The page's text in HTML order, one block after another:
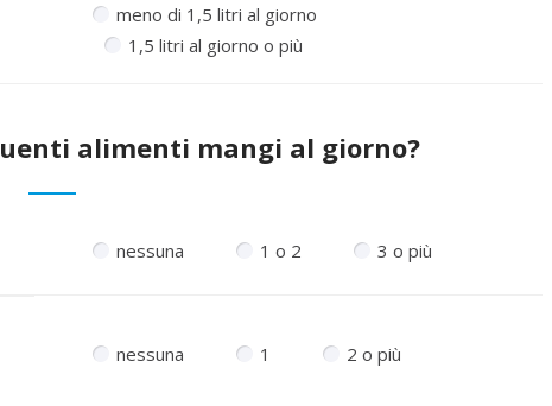
meno di 1,5 litri al giorno
1,5 litri al giorno o più
alimenti mangi al giorno?
nessuna 1 o 2 3 o più
nessuna 1 2 o più